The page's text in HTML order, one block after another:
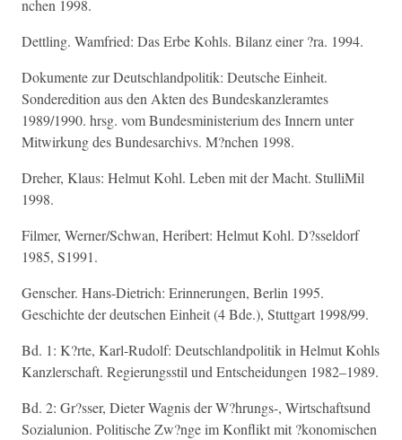
nchen 1998.
Dettling. Wamfried: Das Erbe Kohls. Bilanz einer ?ra. 1994.
Dokumente zur Deutschlandpolitik: Deutsche Einheit.
Sonderedition aus den Akten des Bundeskanzleramtes
1989/1990. hrsg. vom Bundesministerium des Innern unter
Mitwirkung des Bundesarchivs. M?nchen 1998.
Dreher, Klaus: Helmut Kohl. Leben mit der Macht. StulliMil
1998.
Filmer, Werner/Schwan, Heribert: Helmut Kohl. D?sseldorf
1985, S1991.
Genscher. Hans-Dietrich: Erinnerungen, Berlin 1995.
Geschichte der deutschen Einheit (4 Bde.), Stuttgart 1998/99.
Bd. 1: K?rte, Karl-Rudolf: Deutschlandpolitik in Helmut Kohls
Kanzlerschaft. Regierungsstil und Entscheidungen 1982–1989.
Bd. 2: Gr?sser, Dieter Wagnis der W?hrungs-, Wirtschaftsund
Sozialunion. Politische Zw?nge im Konflikt mit ?konomischen